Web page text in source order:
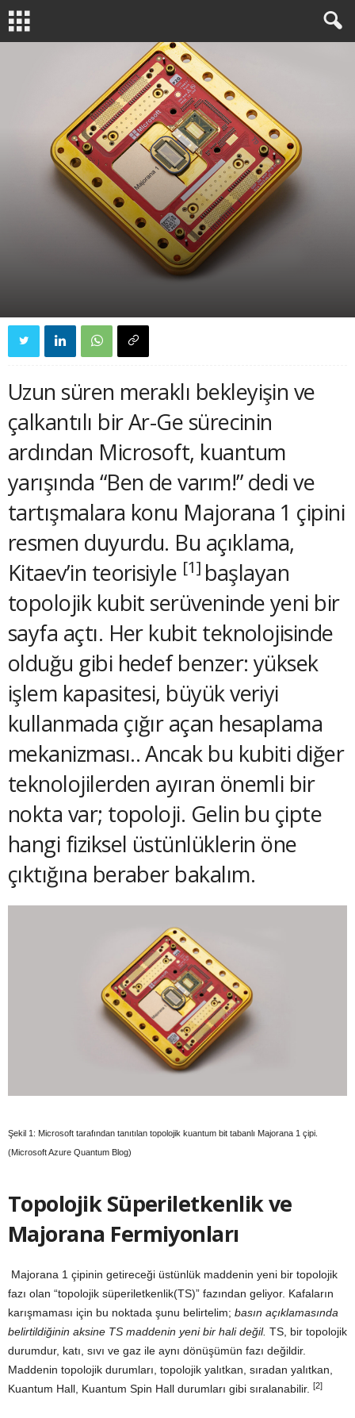
KUANTUM GIRIŞIMLERI KUANTUM ŞIRKETLERI
İlkin Göksal - 26 Şubat 2025
Uzun süren meraklı bekleyişin ve
çalkantılı bir Ar-Ge sürecinin
ardından Microsoft, kuantum
yarışında “Ben de varım!” dedi ve
tartışmalara konu Majorana 1 çipini
resmen duyurdu. Bu açıklama,
Kitaev’in teorisiyle [1] başlayan
topolojik kubit serüveninde yeni bir
sayfa açtı. Her kubit teknolojisinde
olduğu gibi hedef benzer: yüksek
işlem kapasitesi, büyük veriyi
kullanmada çığır açan hesaplama
mekanizması.. Ancak bu kubiti diğer
teknolojilerden ayıran önemli bir
nokta var; topoloji. Gelin bu çipte
hangi fiziksel üstünlüklerin öne
çıktığına beraber bakalım.
Şekil 1: Microsoft tarafından tanıtılan topolojik kuantum bit tabanlı Majorana 1 çipi.
(Microsoft Azure Quantum Blog)
Topolojik Süperiletkenlik ve
Majorana Fermiyonları
Majorana 1 çipinin getireceği üstünlük maddenin yeni bir topolojik
fazı olan “topolojik süperiletkenlik(TS)” fazından geliyor. Kafaların
karışmaması için bu noktada şunu belirtelim; basın açıklamasında
belirtildiğinin aksine TS maddenin yeni bir hali değil. TS, bir topolojik
durumdur, katı, sıvı ve gaz ile aynı dönüşümün fazı değildir.
Maddenin topolojik durumları, topolojik yalıtkan, sıradan yalıtkan,
Kuantum Hall, Kuantum Spin Hall durumları gibi sıralanabilir. [2]